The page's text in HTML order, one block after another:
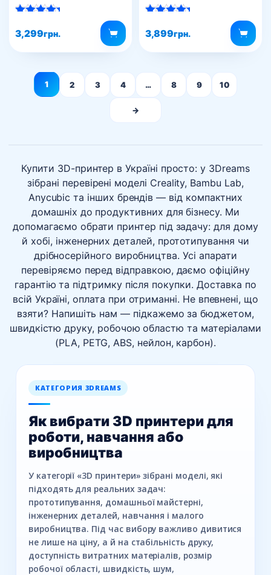
5.00
3,299грн.
5.00
3,899грн.
1 2 3 4 … 8 9 10
→
Купити 3D-принтер в Україні просто: у 3Dreams
зібрані перевірені моделі Creality, Bambu Lab,
Anycubic та інших брендів — від компактних
домашніх до продуктивних для бізнесу. Ми
допомагаємо обрати принтер під задачу: для дому
й хобі, інженерних деталей, прототипування чи
дрібносерійного виробництва. Усі апарати
перевіряємо перед відправкою, даємо офіційну
гарантію та підтримку після покупки. Доставка по
всій Україні, оплата при отриманні. Не впевнені, що
взяти? Напишіть нам — підкажемо за бюджетом,
швидкістю друку, робочою областю та матеріалами
(PLA, PETG, ABS, нейлон, карбон).
КАТЕГОРИЯ 3DREAMS
Як вибрати 3D принтери для
роботи, навчання або
виробництва
У категорії «3D принтери» зібрані моделі, які
підходять для реальних задач:
прототипування, домашньої майстерні,
інженерних деталей, навчання і малого
виробництва. Під час вибору важливо дивитися
не лише на ціну, а й на стабільність друку,
доступність витратних матеріалів, розмір
робочої області, швидкість, шум,